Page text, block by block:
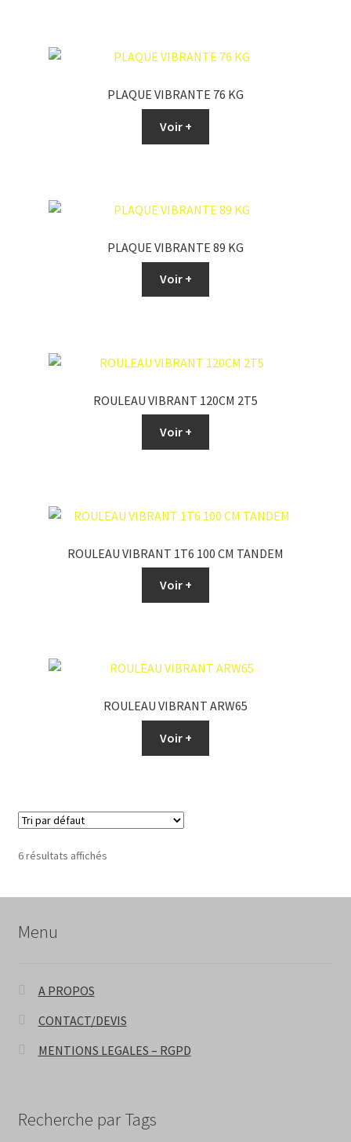
PLAQUE VIBRANTE 76 KG
Voir +
PLAQUE VIBRANTE 89 KG
Voir +
ROULEAU VIBRANT 120CM 2T5
Voir +
ROULEAU VIBRANT 1T6 100 CM TANDEM
Voir +
ROULEAU VIBRANT ARW65
Voir +
6 résultats affichés
Menu
A PROPOS
CONTACT/DEVIS
MENTIONS LEGALES – RGPD
Recherche par Tags